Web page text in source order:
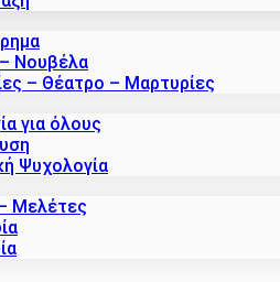
Νουβέλα
– Θέατρο – Μαρτυρίες
για όλους
Ψυχολογία
Μελέτες